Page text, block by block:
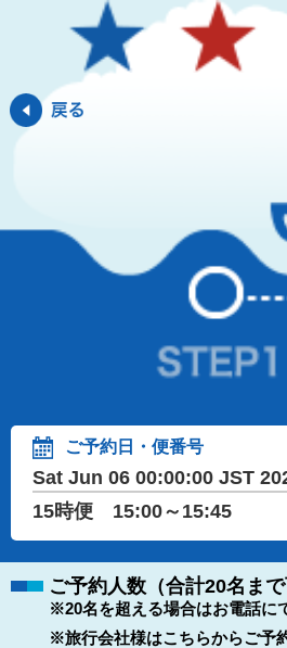
ご予約日・便番号
Sat Jun 06 00:00:00 JST
15時便 15:00～15:45
ご予約人数（合計20名まで
※20名を超える場合はお電話に
※旅行会社様はこちらからご予